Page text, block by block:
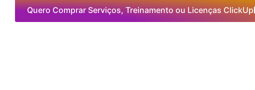
Quero Comprar Serviços, Treinamento ou Licenças ClickUp